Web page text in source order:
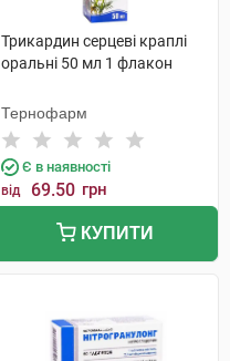
Трикардин серцеві краплі
оральні 50 мл 1 флакон
Тернофарм
Є в наявності
від 69.50 грн
КУПИТИ